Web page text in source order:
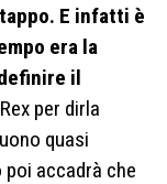
E infatti è
era la
il
per dirla
quasi
accadrà che